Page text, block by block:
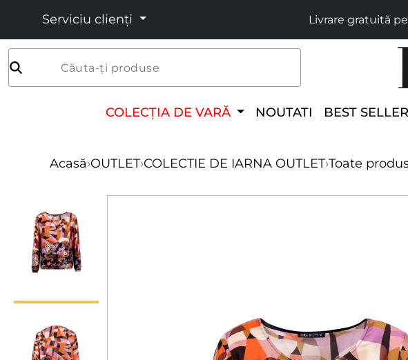
Serviciu clienți Livrare gratuită
Căuta-ți produse
COLECȚIA DE VARĂ NOUTATI BEST
Acasă›OUTLET›COLECTIE DE IARNA OUTLET›Toate